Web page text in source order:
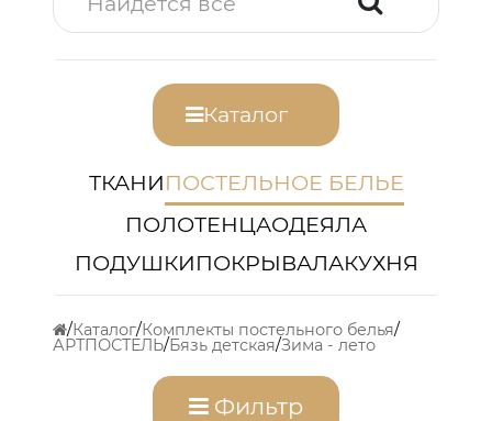
Каталог
ТКАНИПОСТЕЛЬНОЕ БЕЛЬЕ
ПОЛОТЕНЦАОДЕЯЛА
ПОДУШКИПОКРЫВАЛАКУХНЯ
Каталог Комплекты постельного белья
АРТПОСТЕЛЬ Бязь детская Зима - лето
Фильтр